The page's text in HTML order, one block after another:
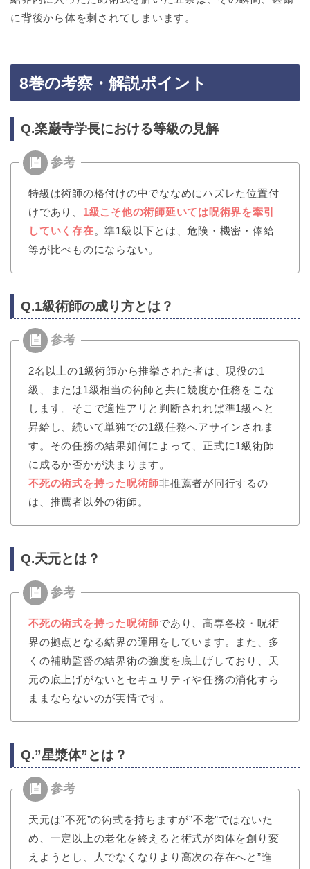
に背後から体を刺されてしまいます。
8巻の考察・解説ポイント
Q.楽巌寺学長における等級の見解
特級は術師の格付けの中でななめにハズレた位置付
けであり、 1級こそ他の術師延いては呪術界を牽引
していく存在。準1級以下とは、危険・機密・俸給
等が比べものにならない。
Q.1級術師の成り方とは？
2名以上の1級術師から推挙された者は、現役の1
級、または1級相当の術師と共に幾度か任務をこな
します。そこで適性アリと判断されれば準1級へと
昇給し、続いて単独での1級任務へアサインされま
す。その任務の結果如何によって、正式に1級術師
に成るか否かが決まります。
不死の術式を持った呪術師非推薦者が同行するの
は、推薦者以外の術師。
Q.天元とは？
不死の術式を持った呪術師であり、高専各校・呪術
界の拠点となる結界の運用をしています。また、多
くの補助監督の結界術の強度を底上げしており、天
元の底上げがないとセキュリティや任務の消化すら
ままならないのが実情です。
Q.”星漿体”とは？
天元は”不死”の術式を持ちますが”不老”ではないた
め、一定以上の老化を終えると術式が肉体を創り変
えようとし、人でなくなりより高次の存在へと”進